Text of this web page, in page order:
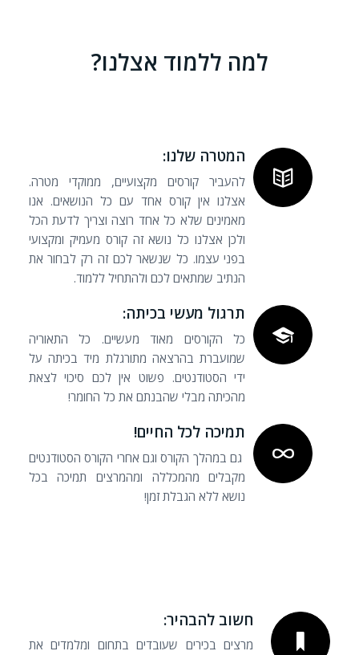
למה ללמוד אצלנו?
המטרה שלנו:
להעביר קורסים מקצועיים, ממוקדי מטרה.
אצלנו אין קורס אחד עם כל הנושאים. אנו
מאמינים שלא כל אחד רוצה וצריך לדעת הכל
ולכן אצלנו כל נושא זה קורס מעמיק ומקצועי
בפני עצמו. כל שנשאר לכם זה רק לבחור את
הנתיב שמתאים לכם ולהתחיל ללמוד.
תרגול מעשי בכיתה:
כל הקורסים מאוד מעשיים. כל התאוריה
שמועברת בהרצאה מתורגלת מיד בכיתה על
ידי הסטודנטים. פשוט אין לכם סיכוי לצאת
מהכיתה מבלי שהבנתם את כל החומר!
תמיכה לכל החיים!
גם במהלך הקורס וגם אחרי הקורס הסטודנטים
מקבלים מהמכללה ומהמרצים תמיכה בכל
נושא ללא הגבלת זמן!
חשוב להבהיר:
מרצים בכירים שעובדים בתחום ומלמדים את